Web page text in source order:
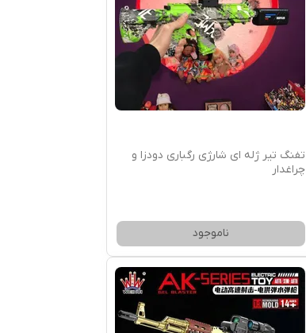
تفنگ تیر ژله ای شارژی رگباری دودزا و
چراغدار
ناموجود